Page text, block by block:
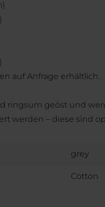
auf Anfrage erhältlich.
ringsum geöst und
werden – diese sind
grey
Cotton